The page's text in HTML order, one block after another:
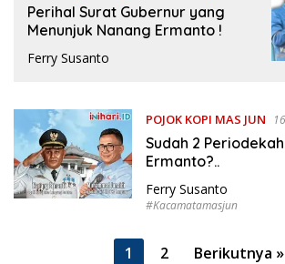
18 Mei 2024
Perihal Surat Gubernur yang
Menunjuk Nanang Ermanto !
Ferry Susanto
POJOK KOPI MAS JUN
Sudah 2
Ermanto?..
Ferry Susanto
#Kacamatamasjun
1 2 Berikutnya »